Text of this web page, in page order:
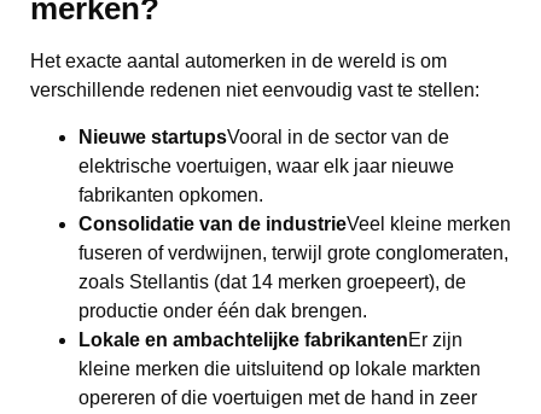
merken?
Het exacte aantal automerken in de wereld is om
verschillende redenen niet eenvoudig vast te stellen:
Nieuwe startupsVooral in de sector van de
elektrische voertuigen, waar elk jaar nieuwe
fabrikanten opkomen.
Consolidatie van de industrieVeel kleine merken
fuseren of verdwijnen, terwijl grote conglomeraten,
zoals Stellantis (dat 14 merken groepeert), de
productie onder één dak brengen.
Lokale en ambachtelijke fabrikantenEr zijn
kleine merken die uitsluitend op lokale markten
opereren of die voertuigen met de hand in zeer